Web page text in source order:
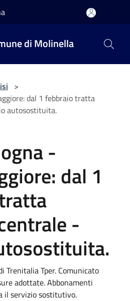
di Molinella
>
dal 1 febbraio tratta
autosostituita.
-
dal 1
-
Trenitalia Tper. Comunicato
adottate. Abbonamenti
il servizio sostitutivo.